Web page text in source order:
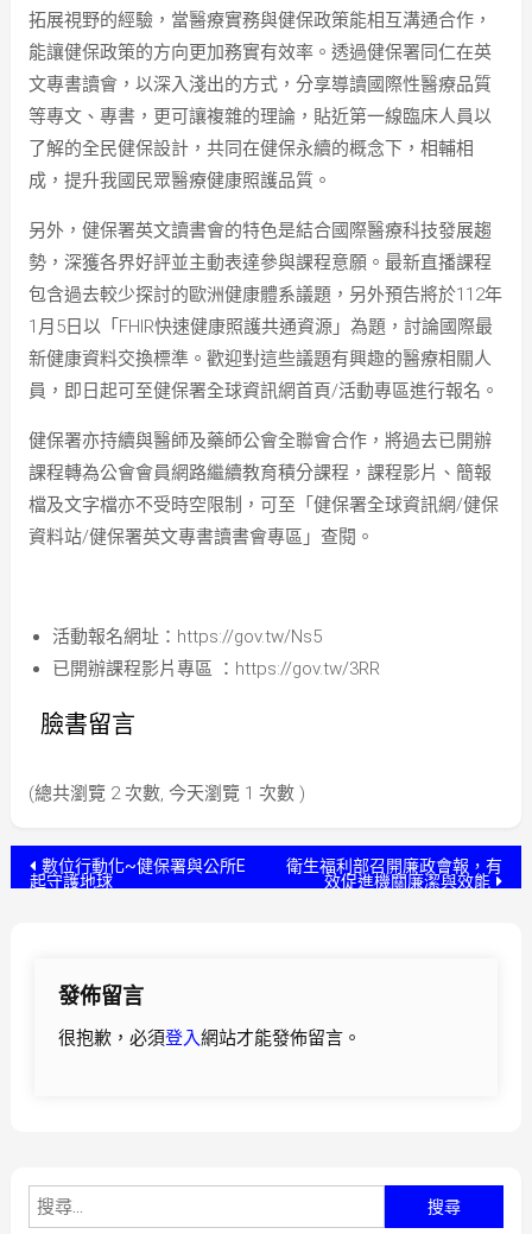
拓展視野的經驗，當醫療實務與健保政策能相互溝通合作，
能讓健保政策的方向更加務實有效率。透過健保署同仁在英
文專書讀會，以深入淺出的方式，分享導讀國際性醫療品質
等專文、專書，更可讓複雜的理論，貼近第一線臨床人員以
了解的全民健保設計，共同在健保永續的概念下，相輔相
成，提升我國民眾醫療健康照護品質。
另外，健保署英文讀書會的特色是結合國際醫療科技發展趨
勢，深獲各界好評並主動表達參與課程意願。最新直播課程
包含過去較少探討的歐洲健康體系議題，另外預告將於112年
1月5日以「FHIR快速健康照護共通資源」為題，討論國際最
新健康資料交換標準。歡迎對這些議題有興趣的醫療相關人
員，即日起可至健保署全球資訊網首頁/活動專區進行報名。
健保署亦持續與醫師及藥師公會全聯會合作，將過去已開辦
課程轉為公會會員網路繼續教育積分課程，課程影片、簡報
檔及文字檔亦不受時空限制，可至「健保署全球資訊網/健保
資料站/健保署英文專書讀書會專區」查閱。
活動報名網址：https://gov.tw/Ns5
已開辦課程影片專區 ：https://gov.tw/3RR
臉書留言
(總共瀏覽 2 次數, 今天瀏覽 1 次數 )
文數位行動化~健保署與公所E
起守護地球
衛生福利部召開廉政會報，有
效促進機關廉潔與效能
發佈留言
很抱歉，必須登入網站才能發佈留言。